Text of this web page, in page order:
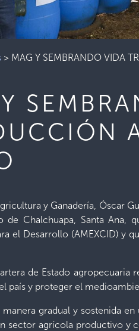
> MAG Y SEMBRANDO VIDA
y Ganadería, Óscar
de Chalchuapa, Santa Ana,
el Desarrollo (AMEXCID) y
de Estado agropecuaria
país y proteger el
manera gradual y sostenida
sector agrícola productivo y